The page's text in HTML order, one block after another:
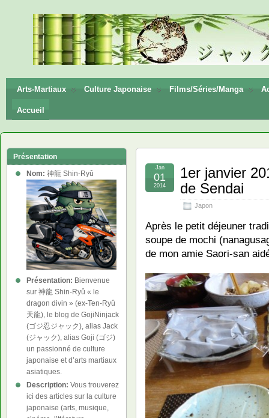
神龍
Shin-
Ryū
Arts-Martiaux Culture Japonaise Films/Séries/Manga
Accueil
1er janvier
de Sendai
Japon
Jan
01
2014
Après le petit déjeuner
soupe de mochi
de mon amie Saori-san
Présentation
Nom: 神龍 Shin-Ryû
Présentation: Bienvenue
sur 神龍 Shin-Ryû « le
dragon divin » (ex-Ten-Ryû
天龍), le blog de GojiNinjack
(ゴジ忍ジャック), alias Jack
(ジャック), alias Goji (ゴジ)
un passionné de culture
japonaise et d’arts martiaux
asiatiques.
Description: Vous trouverez
ici des articles sur la culture
japonaise (arts, musique,